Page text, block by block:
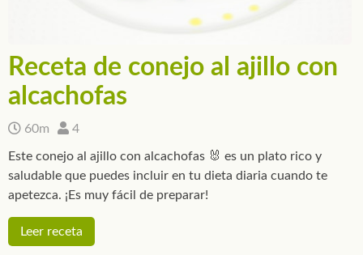
Receta de conejo al ajillo con
alcachofas
60m 4
Este conejo al ajillo con alcachofas 🐰 es un plato rico y
saludable que puedes incluir en tu dieta diaria cuando te
apetezca. ¡Es muy fácil de preparar!
Leer receta